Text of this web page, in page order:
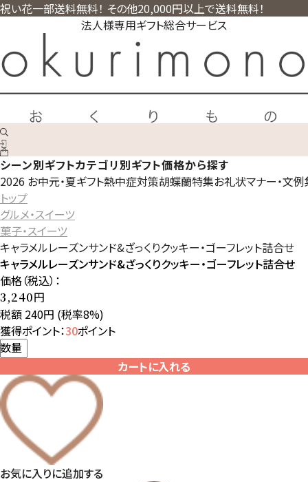
祝い花一部送料無料！ その他20,000円以上で送料無料！
法人様専用ギフト総合サービス
シーン別ギフトカテゴリ別ギフト価格から探す
2026 お中元・夏ギフト熱中症対策胡蝶蘭特集お礼状マナー・文
トップ
グルメ・スイーツ
菓子・スイーツ
キャラメルレーズンサンド&ざっくりクッキー・ゴーフレット詰合せ
キャラメルレーズンサンド&ざっくりクッキー・ゴーフレット詰合せ
価格（税込）：
3,240円
税額 240円 (税率8%)
獲得ポイント：30ポイント
数量
カートに入れる
お気に入りに追加する